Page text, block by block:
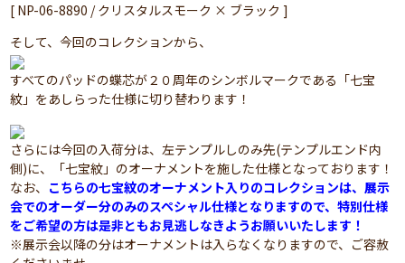
[ NP-06-8890 / クリスタルスモーク × ブラック ]
そして、今回のコレクションから、
すべてのパッドの蝶芯が２０周年のシンボルマークである「七宝
紋」をあしらった仕様に切り替わります！
さらには今回の入荷分は、左テンプルしのみ先(テンプルエンド内
側)に、「七宝紋」のオーナメントを施した仕様となっております！
なお、 こちらの七宝紋のオーナメント入りのコレクションは、展示
会でのオーダー分のみのスペシャル仕様となりますので、特別仕様
をご希望の方は是非ともお見逃しなきようお願いいたします！
※展示会以降の分はオーナメントは入らなくなりますので、ご容赦